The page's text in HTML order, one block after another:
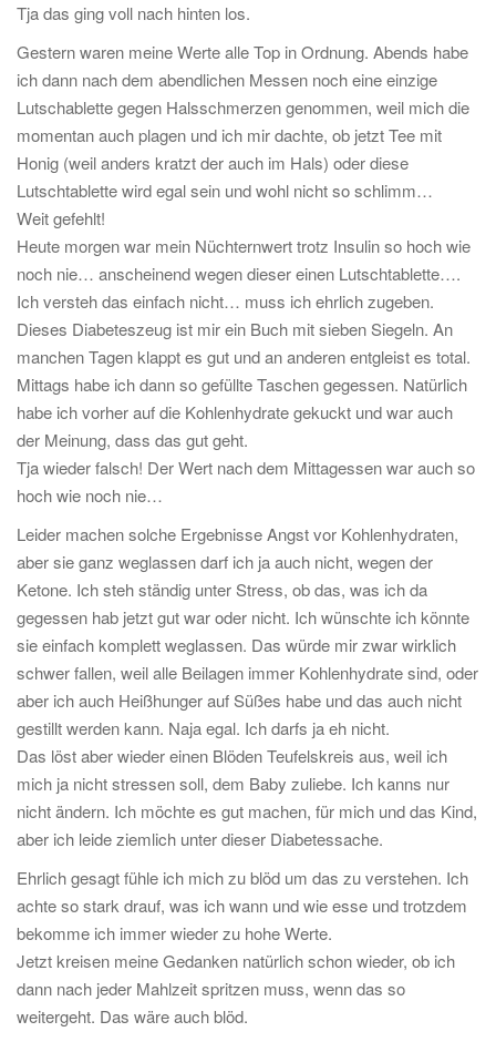
Tja das ging voll nach hinten los.
Gestern waren meine Werte alle Top in Ordnung. Abends habe
ich dann nach dem abendlichen Messen noch eine einzige
Lutschablette gegen Halsschmerzen genommen, weil mich die
momentan auch plagen und ich mir dachte, ob jetzt Tee mit
Honig (weil anders kratzt der auch im Hals) oder diese
Lutschtablette wird egal sein und wohl nicht so schlimm…
Weit gefehlt!
Heute morgen war mein Nüchternwert trotz Insulin so hoch wie
noch nie… anscheinend wegen dieser einen Lutschtablette….
Ich versteh das einfach nicht… muss ich ehrlich zugeben.
Dieses Diabeteszeug ist mir ein Buch mit sieben Siegeln. An
manchen Tagen klappt es gut und an anderen entgleist es total.
Mittags habe ich dann so gefüllte Taschen gegessen. Natürlich
habe ich vorher auf die Kohlenhydrate gekuckt und war auch
der Meinung, dass das gut geht.
Tja wieder falsch! Der Wert nach dem Mittagessen war auch so
hoch wie noch nie…
Leider machen solche Ergebnisse Angst vor Kohlenhydraten,
aber sie ganz weglassen darf ich ja auch nicht, wegen der
Ketone. Ich steh ständig unter Stress, ob das, was ich da
gegessen hab jetzt gut war oder nicht. Ich wünschte ich könnte
sie einfach komplett weglassen. Das würde mir zwar wirklich
schwer fallen, weil alle Beilagen immer Kohlenhydrate sind, oder
aber ich auch Heißhunger auf Süßes habe und das auch nicht
gestillt werden kann. Naja egal. Ich darfs ja eh nicht.
Das löst aber wieder einen Blöden Teufelskreis aus, weil ich
mich ja nicht stressen soll, dem Baby zuliebe. Ich kanns nur
nicht ändern. Ich möchte es gut machen, für mich und das Kind,
aber ich leide ziemlich unter dieser Diabetessache.
Ehrlich gesagt fühle ich mich zu blöd um das zu verstehen. Ich
achte so stark drauf, was ich wann und wie esse und trotzdem
bekomme ich immer wieder zu hohe Werte.
Jetzt kreisen meine Gedanken natürlich schon wieder, ob ich
dann nach jeder Mahlzeit spritzen muss, wenn das so
weitergeht. Das wäre auch blöd.